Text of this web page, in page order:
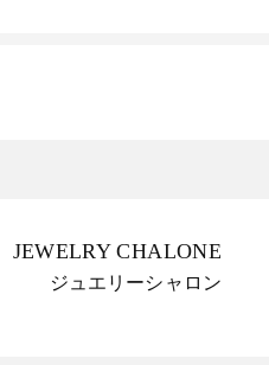
JEWELRY CHALONE
ジュエリーシャロン